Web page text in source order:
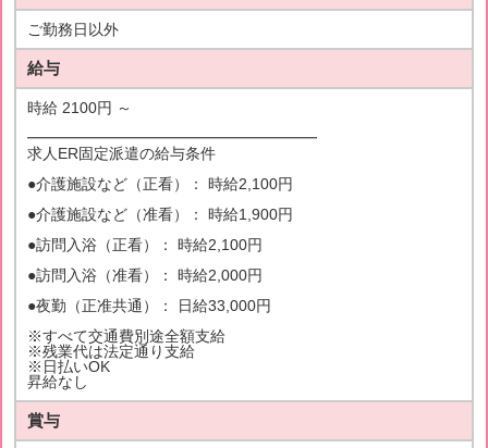
ご勤務日以外
給与
時給 2100円 ～
━━━━━━━━━━━━━━━━━━━
求人ER固定派遣の給与条件
●介護施設など（正看）： 時給2,100円
●介護施設など（准看）： 時給1,900円
●訪問入浴（正看）： 時給2,100円
●訪問入浴（准看）： 時給2,000円
●夜勤（正准共通）： 日給33,000円
※すべて交通費別途全額支給
※残業代は法定通り支給
※日払いOK
昇給なし
賞与